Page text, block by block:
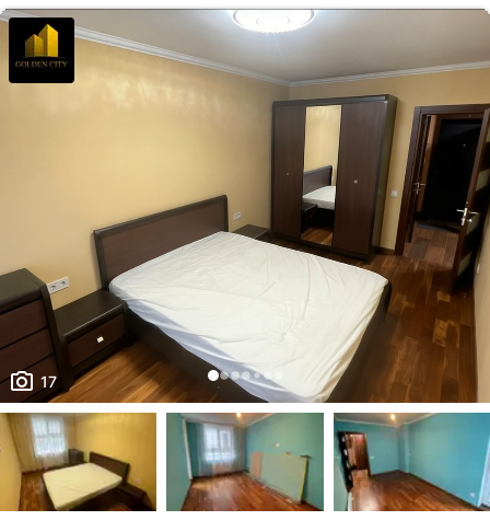
Загальна площа квартири 61,1 кв.м., житлова площа 31,1 кв.м., кухня
15,3 кв.м. Квартира облаштована всіма необхідними для проживання
меб...
17